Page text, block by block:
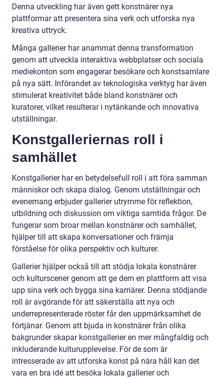
Denna utveckling har även gett konstnärer nya
plattformar att presentera sina verk och utforska nya
kreativa uttryck.
Många gallerier har anammat denna transformation
genom att utveckla interaktiva webbplatser och sociala
mediekonton som engagerar besökare och konstsamlare
på nya sätt. Införandet av teknologiska verktyg har även
stimulerat kreativitet både bland konstnärer och
kuratorer, vilket resulterar i nytänkande och innovativa
utställningar.
Konstgalleriernas roll i
samhället
Konstgallerier har en betydelsefull roll i att föra samman
människor och skapa dialog. Genom utställningar och
evenemang erbjuder gallerier utrymme för reflektion,
utbildning och diskussion om viktiga samtida frågor. De
fungerar som broar mellan konstnärer och samhället,
hjälper till att skapa konversationer och främja
förståelse för olika perspektiv och kulturer.
Gallerier hjälper också till att stödja lokala konstnärer
och kulturscener genom att ge dem en plattform att visa
upp sina verk och bygga sina karriärer. Denna stödjande
roll är avgörande för att säkerställa att nya och
underrepresenterade röster får den uppmärksamhet de
förtjänar. Genom att bjuda in konstnärer från olika
bakgrunder skapar konstgallerier en mer mångfaldig och
inkluderande kulturupplevelse. För de som är
intresserade av att utforska konst på nära håll kan det
vara en bra idé att besöka lokala gallerier och